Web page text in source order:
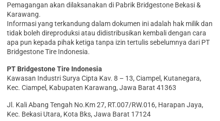
Pemagangan akan dilaksanakan di Pabrik Bridgestone Bekasi &
Karawang.
Informasi yang terkandung dalam dokumen ini adalah hak milik dan
tidak boleh direproduksi atau didistribusikan kembali dengan cara
apa pun kepada pihak ketiga tanpa izin tertulis sebelumnya dari PT
Bridgestone Tire Indonesia.
PT Bridgestone Tire Indonesia
Kawasan Industri Surya Cipta Kav. 8 – 13, Ciampel, Kutanegara,
Kec. Ciampel, Kabupaten Karawang, Jawa Barat 41363
Jl. Kali Abang Tengah No.Km 27, RT.007/RW.016, Harapan Jaya,
Kec. Bekasi Utara, Kota Bks, Jawa Barat 17124